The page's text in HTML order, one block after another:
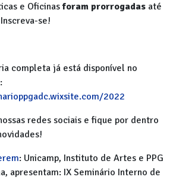
e Oficinasforam prorrogadas até
se!
completa já está disponível no
2022
redes sociais e fique por dentro
: Unicamp, Instituto de Artes e PPG
apresentam: IX Seminário Interno de